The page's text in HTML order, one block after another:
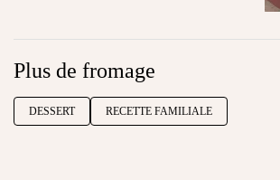
Plus de fromage
DESSERT RECETTE FAMILIALE